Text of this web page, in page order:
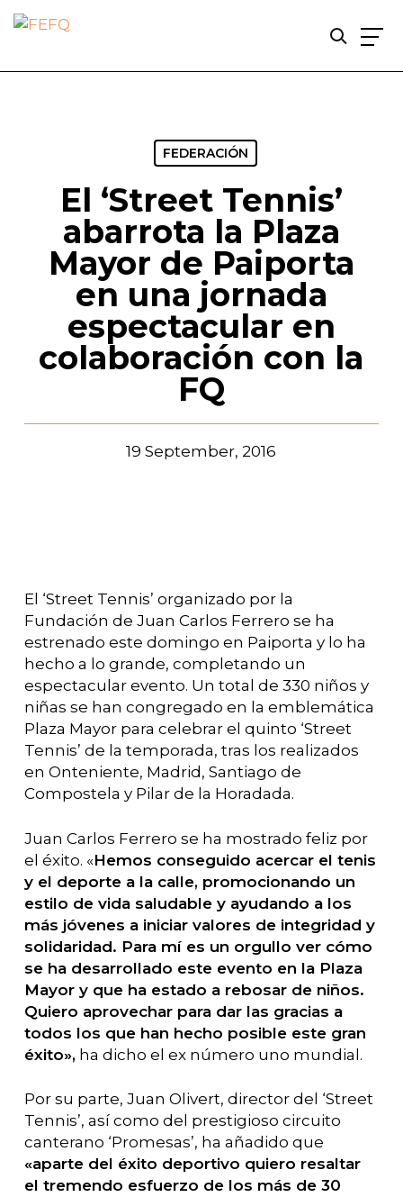
FEDERACIÓN
El ‘Street Tennis’
abarrota la Plaza
Mayor de Paiporta
en una jornada
espectacular en
colaboración con la
FQ
19 September, 2016
El ‘Street Tennis’ organizado por la
Fundación de Juan Carlos Ferrero se ha
estrenado este domingo en Paiporta y lo ha
hecho a lo grande, completando un
espectacular evento. Un total de 330 niños y
niñas se han congregado en la emblemática
Plaza Mayor para celebrar el quinto ‘Street
Tennis’ de la temporada, tras los realizados
en Onteniente, Madrid, Santiago de
Compostela y Pilar de la Horadada.
Juan Carlos Ferrero se ha mostrado feliz por
el éxito. «Hemos conseguido acercar el tenis
y el deporte a la calle, promocionando un
estilo de vida saludable y ayudando a los
más jóvenes a iniciar valores de integridad y
solidaridad. Para mí es un orgullo ver cómo
se ha desarrollado este evento en la Plaza
Mayor y que ha estado a rebosar de niños.
Quiero aprovechar para dar las gracias a
todos los que han hecho posible este gran
éxito»,ha dicho el ex número uno mundial.
Por su parte, Juan Olivert, director del ‘Street
Tennis’, así como del prestigioso circuito
canterano ‘Promesas’, ha añadido que
«aparte del éxito deportivo quiero resaltar
el tremendo esfuerzo de los más de 30